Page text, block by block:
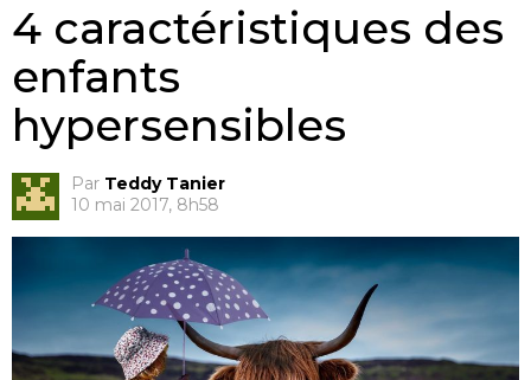
4 caractéristiques des
enfants
hypersensibles
Par Teddy Tanier
10 mai 2017, 8h58